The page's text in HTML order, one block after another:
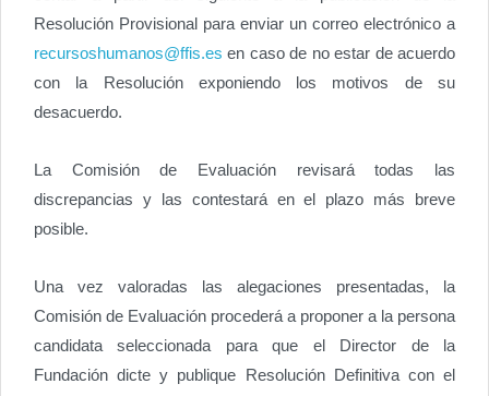
Resolución Provisional para enviar un correo electrónico a
recursoshumanos@ffis.es en caso de no estar de acuerdo
con la Resolución exponiendo los motivos de su
desacuerdo.
La Comisión de Evaluación revisará todas las
discrepancias y las contestará en el plazo más breve
posible.
Una vez valoradas las alegaciones presentadas, la
Comisión de Evaluación procederá a proponer a la persona
candidata seleccionada para que el Director de la
Fundación dicte y publique Resolución Definitiva con el